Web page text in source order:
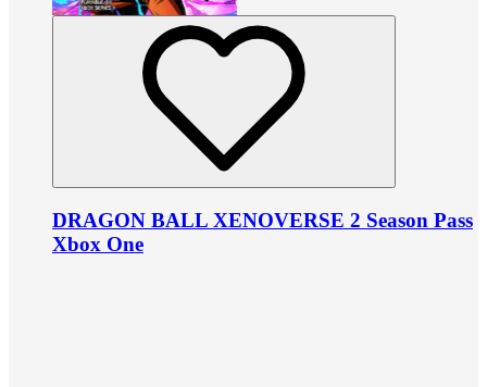
DRAGON BALL XENOVERSE 2 Season Pass
Xbox One